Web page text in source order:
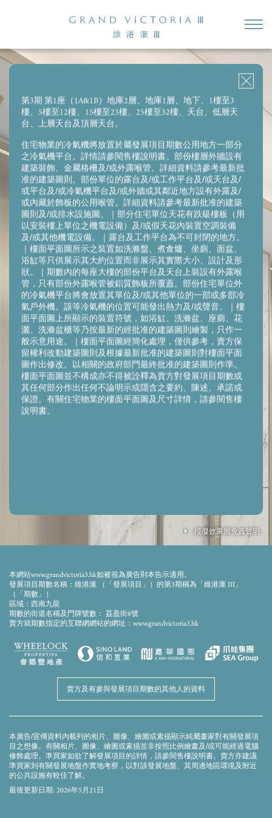
2房＋儲物房
第1座(1B) 18樓D室
第3期 第1座（1A&1B）地庫2層、地庫1層、地下、1樓至3
樓、5樓至12樓、15樓至23樓、25樓至32樓、天台、低層天
台、上層天台及頂層天台。
住宅物業的冷氣機將放置於屬發展項目期數公用地方一部分
之冷氣機平台。詳情請參閱售樓說明書。部份樓層外牆設有
建築裝飾、金屬格柵及/或外露喉管。詳細資料請參考最新批
准的建築圖則。部份單位的露台及/或工作平台及/或天台及/
或平台及/或冷氣機平台及/或外牆或其鄰近地方設有外露及/
或內藏於飾板的公用喉管。詳細資料請參考最新批准的建築
圖則及/或排水設施圖。｜部分住宅單位天花有跌級樓板（用
以安裝樓上單位之機電設備）及/或假天花內裝置空調裝備
及/或其他機電設備。｜露台及工作平台為不可封閉的地方。
｜樓面平面圖所示之裝置如洗滌盤、煮食爐、坐廁、面盆、
浴缸等只供展示其大約位置而非展示其實際大小、設計及形
狀。｜期數內的每座大樓的部份平台及天台上裝設有外露喉
管，只有部份外露喉管被鋁質飾板所覆蓋。部份住宅單位外
的冷氣機平台將會放置其單位及/或其他單位的一部或多部冷
氣戶外機。該等冷氣機的位置可能發出熱力及/或聲音。｜樓
面平面圖上所顯示的裝置符號，如浴缸、洗滌盆、座廁、花
灑、洗滌盆櫃等乃按最新的經批准的建築圖則繪製，只作一
般示意用途。｜樓面平面圖經簡化處理，僅供參考，賣方保
留權利改動建築圖則及根據最新批准的建築圖則對樓面平面
圖作出修改。以相關的政府部門最終批准的建築圖則作準。
樓面平面圖並不構成亦不得被詮釋為賣方對發展項目期數或
其任何部分作出任何不論明示或隱含之要約、陳述、承諾或
保證。有關住宅物業的樓面平面圖及尺寸詳情，請參閱售樓
說明書。
模擬效果圖免責聲明
觀、外觀或周邊環境。模擬效果圖及上述的設施、裝置、裝修物料、設備、裝飾物、植
物、園景及其他物件等未必會在落成後的發展項目期數或其附近出現。模擬效果圖内的
顔色、用料、裝置、裝修物料、設備、裝飾物、植物、園景及其他物件等並非交樓標
準，未必會在實際發展項目期數或其任何部分出現。發展項目期數外牆、平台及天台可
能存在之喉管、管綫、冷氣機及格柵等及周邊環境及建築物並無完全顯示。賣方建議準
買家到有關發展地盤作實地考察，以對該發展地盤、其周邊地區環境及附近的公共設施
有較佳了解。模擬效果圖及本廣告/宣傳資料並不構成亦不得被詮釋成賣方就發展項目期
時改動建築物圖則及其他圖則，發展項目及/或期數之設計以政府相關部門取後批准之圖
則為準。
本網站www.grandvictoria3.hk如被視為廣告則本告示適用。
發展項目期數名稱：維港滙 （「發展項目」）的第3期稱為「維港滙 III」
（「期數」）
區域：西南九龍
期數的街道名稱及門牌號數： 荔盈街8號
賣方就期數指定的互聯網網站的網址：www.grandvictoria3.hk
賣方及有參與發展項目期數的其他人的資料
本廣告/宣傳資料內載列的相片、圖像、繪圖或素描顯示純屬畫家對有關發展項
目之想像。有關相片、圖像、繪圖或素描並非按照比例繪畫及/或可能經過電腦
修飾處理。準買家如欲了解發展項目的詳情，請參閱售樓說明書。賣方亦建議
準買家到有關發展地盤作實地考察，以對該發展地盤、其周邊地區環境及附近
的公共設施有較佳了解。
最後更新日期: 2026年5月21日